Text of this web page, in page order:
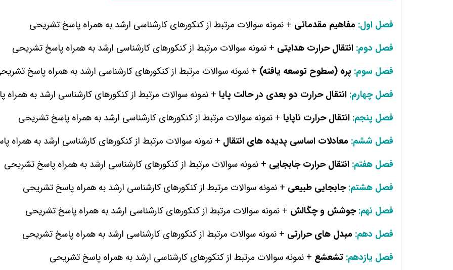
فصل اول: مفاهیم مقدماتی + نمونه سوالات مرتبط از کنکورهای کارشناسی ارشد به همراه پاسخ تشریحی
فصل دوم: انتقال حرارت هدایتی + نمونه سوالات مرتبط از کنکورهای کارشناسی ارشد به همراه پاسخ تشریحی
فصل سوم: پره (سطوح توسعه یافته) + نمونه سوالات مرتبط از کنکورهای کارشناسی ارشد به همراه پاسخ
فصل چهارم: انتقال حرارت دو بعدی در حالت پایا + نمونه سوالات مرتبط از کنکورهای کارشناسی ارشد به
فصل پنجم: انتقال حرارت ناپایا + نمونه سوالات مرتبط از کنکورهای کارشناسی ارشد به همراه پاسخ تشریحی
فصل ششم: معادلات اساسی پدیده های انتقال + نمونه سوالات مرتبط از کنکورهای کارشناسی ارشد به همراه
فصل هفتم: انتقال حرارت جابجایی + نمونه سوالات مرتبط از کنکورهای کارشناسی ارشد به همراه پاسخ تشریحی
فصل هشتم:جابجایی طبیعی + نمونه سوالات مرتبط از کنکورهای کارشناسی ارشد به همراه پاسخ تشریحی
فصل نهم:جوشش و چگالش + نمونه سوالات مرتبط از کنکورهای کارشناسی ارشد به همراه پاسخ تشریحی
فصل دهم: مبدل های حرارتی + نمونه سوالات مرتبط از کنکورهای کارشناسی ارشد به همراه پاسخ تشریحی
فصل یازدهم: تشعشع + نمونه سوالات مرتبط از کنکورهای کارشناسی ارشد به همراه پاسخ تشریحی